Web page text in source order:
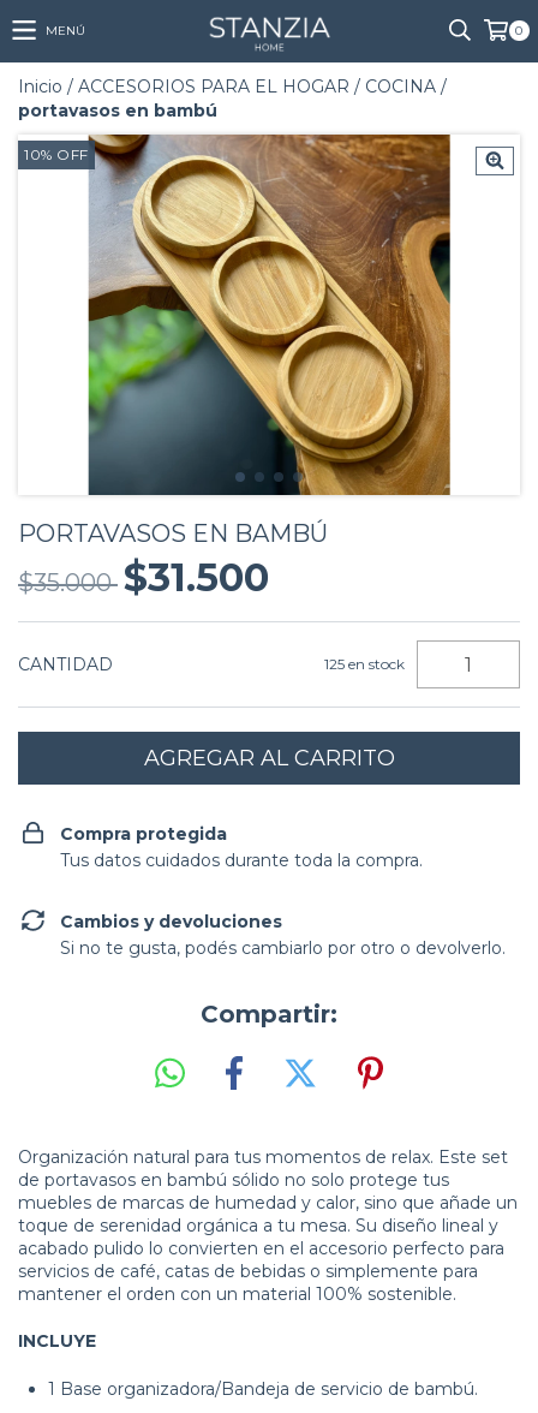
MENÚ 0
Inicio / ACCESORIOS PARA EL HOGAR / COCINA /
portavasos en bambú
10% OFF
PORTAVASOS EN BAMBÚ
$35.000 $31.500
CANTIDAD 125 en stock
Compra protegida
Tus datos cuidados durante toda la compra.
Cambios y devoluciones
Si no te gusta, podés cambiarlo por otro o devolverlo.
Compartir:
Organización natural para tus momentos de relax. Este set
de portavasos en bambú sólido no solo protege tus
muebles de marcas de humedad y calor, sino que añade un
toque de serenidad orgánica a tu mesa. Su diseño lineal y
acabado pulido lo convierten en el accesorio perfecto para
servicios de café, catas de bebidas o simplemente para
mantener el orden con un material 100% sostenible.
INCLUYE
1 Base organizadora/Bandeja de servicio de bambú.